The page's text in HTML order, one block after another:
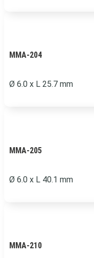
MMA-204
Ø 6.0 x L 25.7 mm
MMA-205
Ø 6.0 x L 40.1 mm
MMA-210